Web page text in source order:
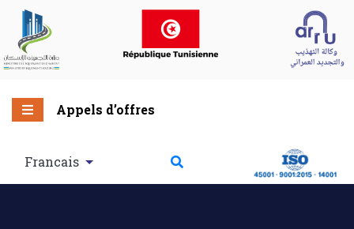
Appels d’offres
Francais